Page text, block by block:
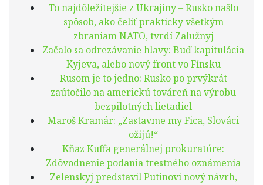
To najdôležitejšie z Ukrajiny – Rusko našlo
spôsob, ako čeliť prakticky všetkým
zbraniam NATO, tvrdí Zalužnyj
Začalo sa odrezávanie hlavy: Buď kapitulácia
Kyjeva, alebo nový front vo Fínsku
Rusom je to jedno: Rusko po prvýkrát
zaútočilo na americkú továreň na výrobu
bezpilotných lietadiel
Maroš Kramár: „Zastavme my Fica, Slováci
ožijú!“
Kňaz Kuffa generálnej prokuratúre:
Zdôvodnenie podania trestného oznámenia
Zelenskyj predstavil Putinovi nový návrh,